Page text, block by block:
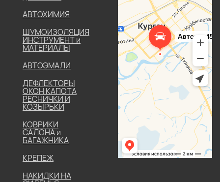
АВТОХИМИЯ
ШУМОИЗОЛЯЦИЯ
ИНСТРУМЕНТ и
МАТЕРИАЛЫ
АВТОЭМАЛИ
ДЕФЛЕКТОРЫ
ОКОН КАПОТА
РЕСНИЧКИ И
КОЗЫРЬКИ
КОВРИКИ
САЛОНА и
БАГАЖНИКА
КРЕПЕЖ
НАКИДКИ НА